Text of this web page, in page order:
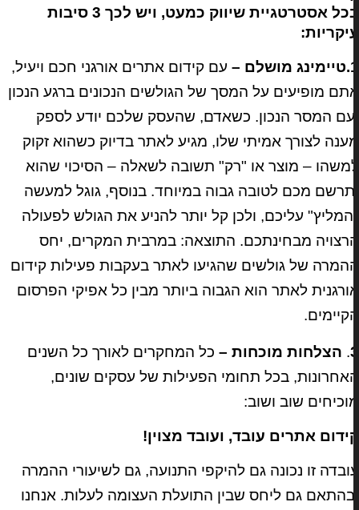
בכל אסטרטגיית שיווק כמעט, ויש לכך 3 סיבות
עם קידום אתרים אורגני חכם ויעיל,
מופיעים על המסך של הגולשים הנכונים ברגע הנכון
המסר הנכון. כשאדם, שהעסק שלכם יודע לספק
לצורך אמיתי שלו, מגיע לאתר בדיוק כשהוא זקוק
– מוצר או "רק" תשובה לשאלה – הסיכוי שהוא
מכם לטובה גבוה במיוחד. בנוסף, גוגל למעשה
עליכם, ולכן קל יותר להניע את הגולש לפעולה
מבחינתכם. התוצאה: במרבית המקרים, יחס
של גולשים שהגיעו לאתר בעקבות פעילות קידום
לאתר הוא הגבוה ביותר מבין כל אפיקי הפרסום
.הצלחות מוכחות –כל המחקרים לאורך כל השנים
בכל תחומי הפעילות של עסקים שונים,
שוב ושוב:
אתרים עובד, ועובד מצוין!
זו נכונה גם להיקפי התנועה, גם לשיעורי ההמרה
גם ליחס שבין התועלת העצומה לעלות. אנחנו